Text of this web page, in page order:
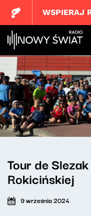
WSPIERAJ
Tour de
Rokicińskiej
9 września 2024